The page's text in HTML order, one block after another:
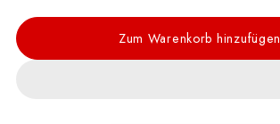
Zum Warenkorb hinzufügen